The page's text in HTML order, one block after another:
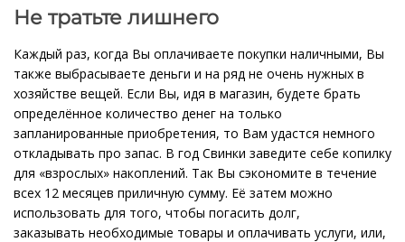
Не тратьте лишнего
Каждый раз, когда Вы оплачиваете покупки наличными, Вы
также выбрасываете деньги и на ряд не очень нужных в
хозяйстве вещей. Если Вы, идя в магазин, будете брать
определённое количество денег на только
запланированные приобретения, то Вам удастся немного
откладывать про запас. В год Свинки заведите себе копилку
для «взрослых» накоплений. Так Вы сэкономите в течение
всех 12 месяцев приличную сумму. Её затем можно
использовать для того, чтобы погасить долг,
заказывать необходимые товары и оплачивать услуги, или,